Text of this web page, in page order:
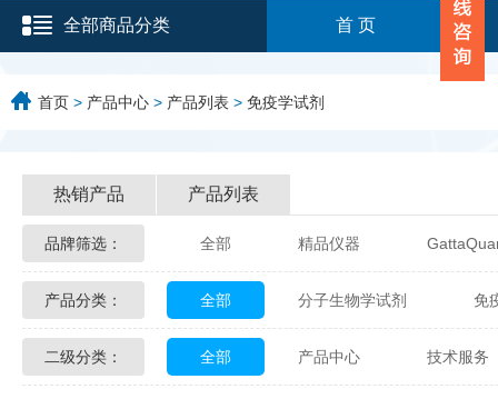
全部商品分类 首 页
首页 > 产品中心 > 产品列表 > 免疫学试剂
热销产品 产品列表
品牌筛选： 全部 精品仪器
Glycon Biochem Sterlitech
Echelon Biosciences Verichem
产品分类： 全部 分子生物学试剂 免
化学及生物化学试剂 材料学试剂
二级分类： 全部 产品中心 技术服务